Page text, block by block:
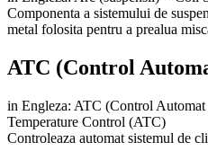
Componenta a sistemului de
metal folosita pentru a prealua
ATC (Control
in Engleza: ATC (Control
Temperature Control (ATC)
Controleaza automat sistemul de